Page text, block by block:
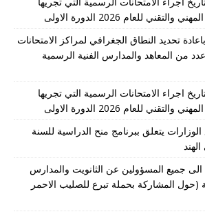
للعام 2026 الدورة الاولى
21 يتعلق باعادة تحديد النطاق الجغرافي لمراكز الامتحانات
من المعاهد والمدارس الفنية الرسمية
20 تحديد تاريخ اجراء الامتحانات الرسمية التي تجريها
للعام 2026 الدورة الاولى
يتعلق ببرنامج منح الدراسية للسنة
تعميم رقم 37/م/2026 الى جميع المسؤولين عن الثانويت والمدارس
(حول المشاركة بحملة تبرع للصليب الاحمر